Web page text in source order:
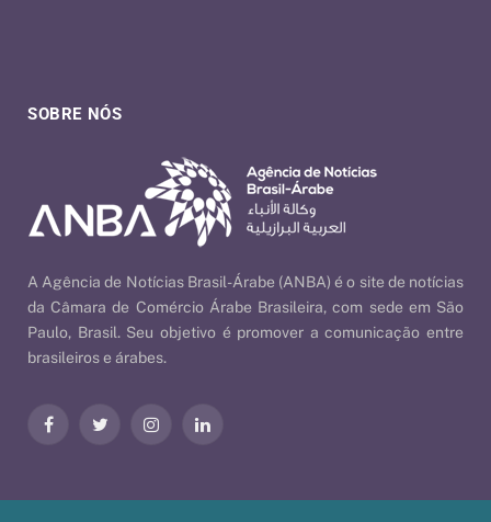
SOBRE NÓS
A Agência de Notícias Brasil-Árabe (ANBA) é o site de notícias
da Câmara de Comércio Árabe Brasileira, com sede em São
Paulo, Brasil. Seu objetivo é promover a comunicação entre
brasileiros e árabes.
FacebookTwitter InstagramLinkedIn